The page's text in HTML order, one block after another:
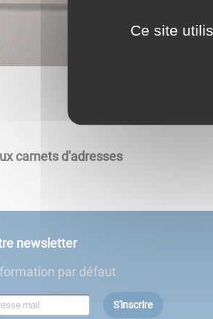
carnets d'adresses
newsletter
par défaut
S'inscrire
Ce site